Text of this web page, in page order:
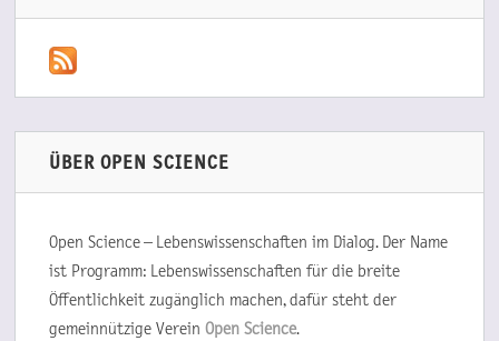
ÜBER OPEN SCIENCE
Open Science – Lebenswissenschaften im Dialog. Der Name
ist Programm: Lebenswissenschaften für die breite
Öffentlichkeit zugänglich machen, dafür steht der
gemeinnützige Verein Open Science.